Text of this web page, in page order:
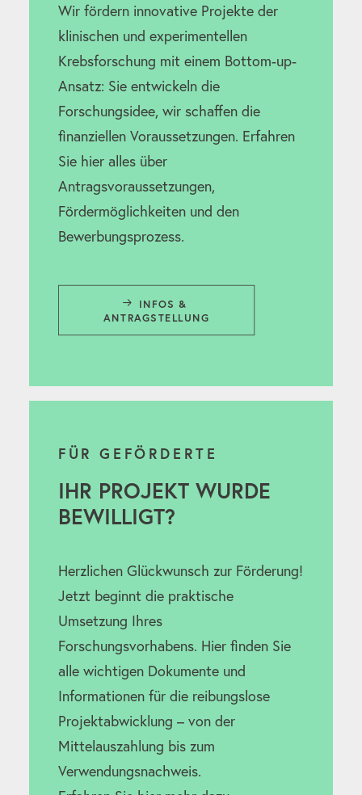
Wir fördern innovative Projekte der
klinischen und experimentellen
Krebsforschung mit einem Bottom-up-
Ansatz: Sie entwickeln die
Forschungsidee, wir schaffen die
finanziellen Voraussetzungen. Erfahren
Sie hier alles über
Antragsvoraussetzungen,
Fördermöglichkeiten und den
Bewerbungsprozess.
INFOS &
ANTRAGSTELLUNG
FÜR GEFÖRDERTE
IHR PROJEKT WURDE
BEWILLIGT?
Herzlichen Glückwunsch zur Förderung!
Jetzt beginnt die praktische
Umsetzung Ihres
Forschungsvorhabens. Hier finden Sie
alle wichtigen Dokumente und
Informationen für die reibungslose
Projektabwicklung – von der
Mittelauszahlung bis zum
Verwendungsnachweis.